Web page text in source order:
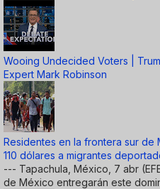
Wooing Undecided Voters |
Expert Mark Robinson
Residentes en la frontera sur
110 dólares a migrantes
--- Tapachula, México, 7 abr
de México entregarán este